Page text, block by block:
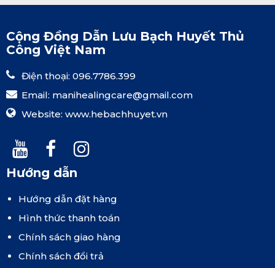
Cộng Đồng Dẫn Lưu Bạch Huyết Thủ
Công Việt Nam
Điện thoại: 096.7786.399
Email: manihealingcare@gmail.com
Website: www.hebachhuyet.vn
Hướng dẫn
Hướng dẫn đặt hàng
Hình thức thanh toán
Chính sách giao hàng
Chính sách đổi trả